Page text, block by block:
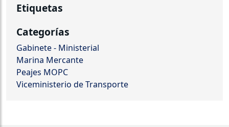
Etiquetas
Categorías
Gabinete - Ministerial
Marina Mercante
Peajes MOPC
Viceministerio de Transporte